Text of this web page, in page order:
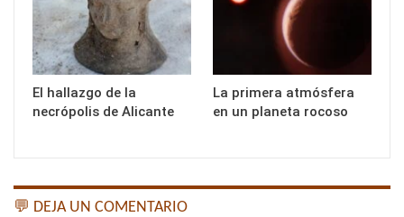
El hallazgo de la
necrópolis de Alicante
La primera atmósfera
en un planeta rocoso
💬 DEJA UN COMENTARIO